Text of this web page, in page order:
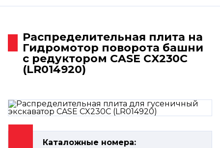
РЕМОНТ
ЦЕНЫ
КОНТАКТЫ
Распределительная плита на
Гидромотор поворота башни
с редуктором CASE CX230C
(LR014920)
Каталожные номера: